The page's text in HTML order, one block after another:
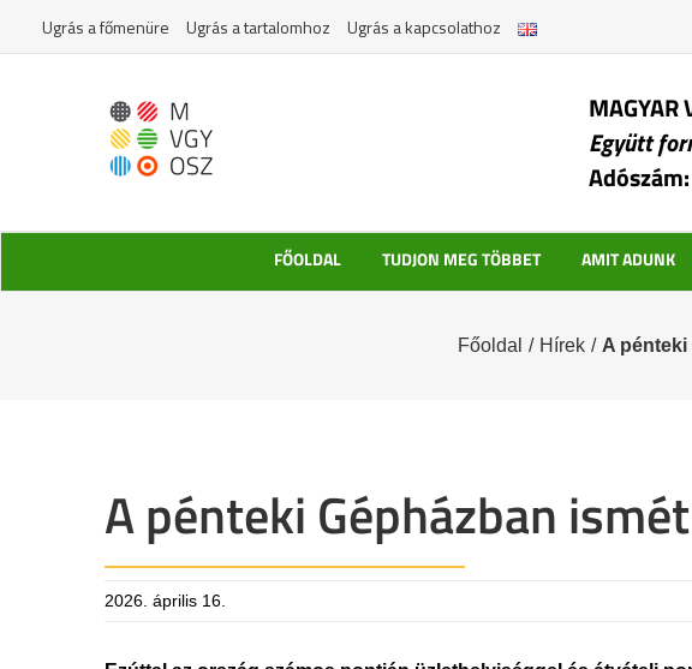
Ugrás a főmenüre Ugrás a tartalomhoz Ugrás a kapcsolathoz
MAGYAR
Együtt
FŐOLDAL TUDJON MEG TÖBBET AMIT ADUNK
Főoldal / Hírek / A
A pénteki Gépházban
2026. április 16.